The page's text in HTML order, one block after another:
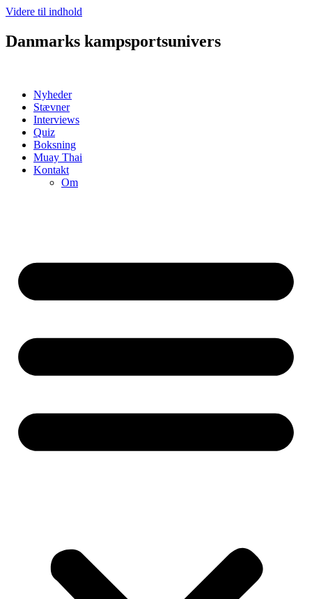
Videre til indhold
Danmarks kampsportsunivers
Nyheder
Stævner
Interviews
Quiz
Boksning
Muay Thai
Kontakt
Om